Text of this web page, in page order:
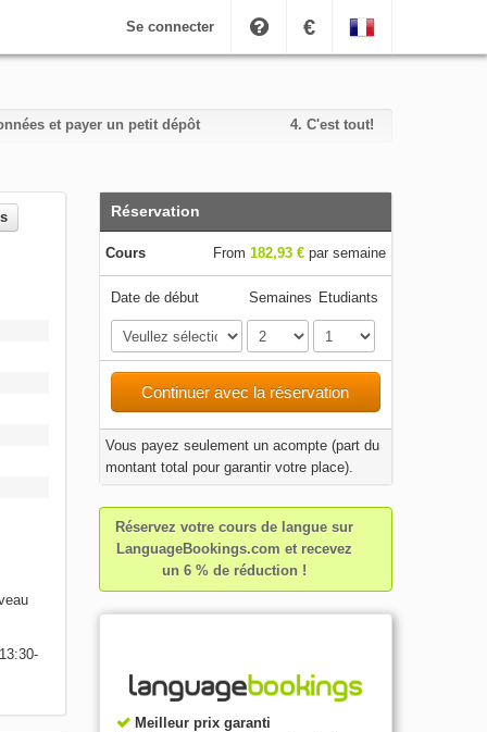
Se connecter €
et payer un petit dépôt 4. C'est tout!
Réservation
Cours From 182,93 €par semaine
Date de début Semaines Etudiants
Continuer avec la réservation
Vous payez seulement un acompte (part du
montant total pour garantir votre place).
Réservez votre cours de langue sur
LanguageBookings.com et recevez
un 6 % de réduction !
Meilleur prix garanti